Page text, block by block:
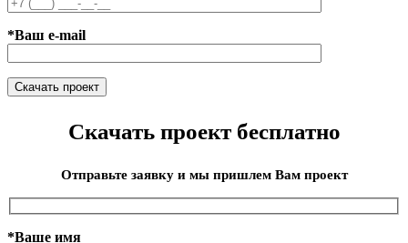
*Ваш e-mail
Скачать проект бесплатно
Отправьте заявку и мы пришлем Вам проект
*Ваше имя